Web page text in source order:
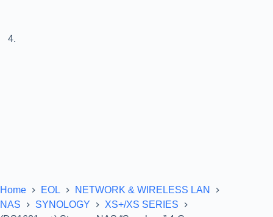
Home EOL
NETWORK & WIRELESS LAN
NAS
SYNOLOGY
XS+/XS SERIES